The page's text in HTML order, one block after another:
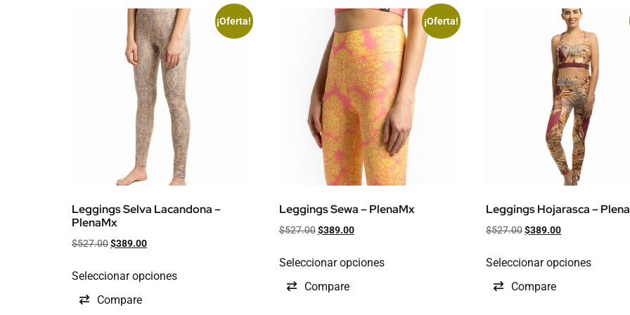
¡Oferta!
Leggings Selva Lacandona –
PlenaMx
$527.00$389.00
Seleccionar opciones
Compare
¡Oferta!
Leggings Sewa – PlenaMx
$527.00 $389.00
Seleccionar opciones
Compare
Leggings Hojarasca –
$527.00$389.00
Seleccionar opciones
Compare